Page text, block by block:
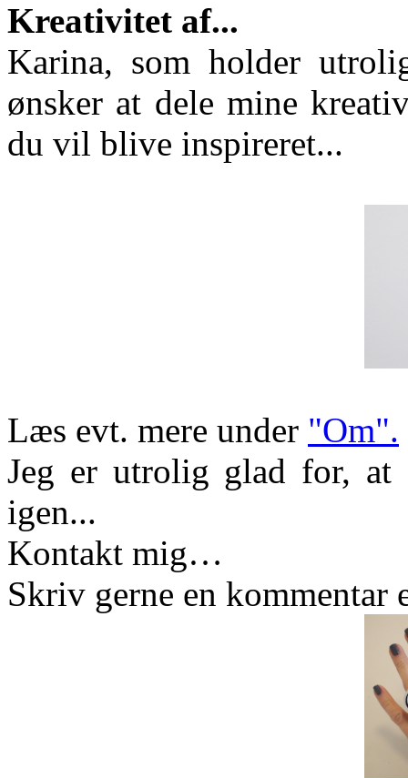
Kreativitet af...
Karina, som holder
ønsker at dele mine
du vil blive inspireret...
Læs evt. mere under "Om".
Jeg er utrolig glad for,
igen...
Kontakt mig…
Skriv gerne en kommentar